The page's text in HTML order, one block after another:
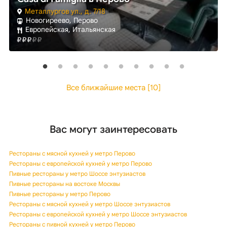
Металлургов ул., д. 7/18
Новогиреево, Перово
Европейская, Итальянская
Все ближайшие места [10]
Вас могут заинтересовать
Рестораны с мясной кухней у метро Перово
Рестораны с европейской кухней у метро Перово
Пивные рестораны у метро Шоссе энтузиастов
Пивные рестораны на востоке Москвы
Пивные рестораны у метро Перово
Рестораны с мясной кухней у метро Шоссе энтузиастов
Рестораны с европейской кухней у метро Шоссе энтузиастов
Рестораны с пивной кухней у метро Перово